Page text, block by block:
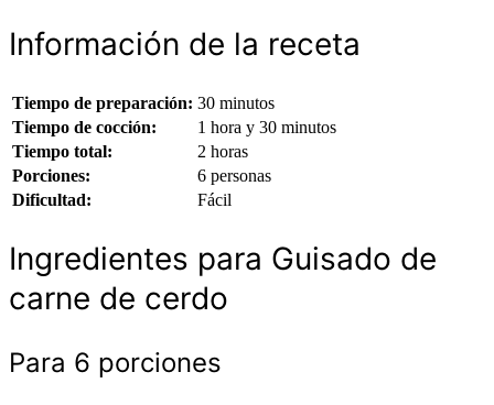
Información de la receta
Tiempo de preparación: 30 minutos
Tiempo de cocción:
1 hora y 30 minutos
Tiempo total:
2 horas
Porciones:
6 personas
Dificultad:
Fácil
Ingredientes para Guisado de
carne de cerdo
Para 6 porciones